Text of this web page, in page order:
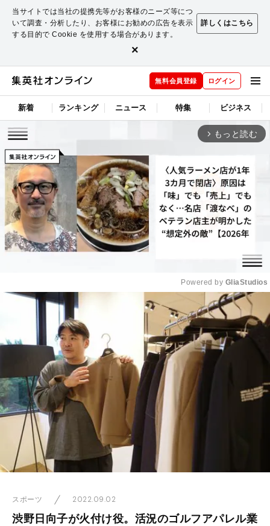
当サイトでは当社の提携先等がお客様のニーズ等につ
いて調査・分析したり、お客様にお勧めの広告を表示
する目的で Cookie を使用する場合があります。
詳しくはこちら
×
無料会員登録 ログイン
新着 ランキング ニュース 特集 ビジネス
arrow_forward_ios もっと読む
Mute
Powered by GliaStudios
スポーツ 2022.09.02
渋野日向子が火付け役。活況のゴルフアパレル業